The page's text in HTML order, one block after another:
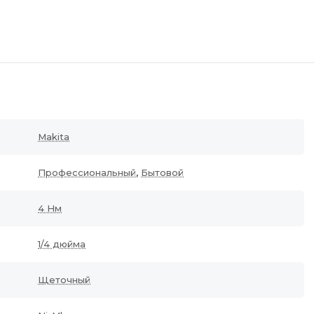
Makita
Профессиональный, Бытовой
4 Нм
1/4 дюйма
Щеточный